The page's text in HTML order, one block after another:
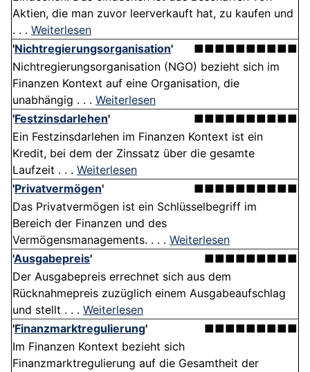
Aktien, die man zuvor leerverkauft hat, zu kaufen und
. . . Weiterlesen
'Nichtregierungsorganisation'
■■■■■■■■■■
Nichtregierungsorganisation (NGO) bezieht sich im
Finanzen Kontext auf eine Organisation, die
unabhängig . . . Weiterlesen
'Festzinsdarlehen'
■■■■■■■■■■
Ein Festzinsdarlehen im Finanzen Kontext ist ein
Kredit, bei dem der Zinssatz über die gesamte
Laufzeit . . . Weiterlesen
'Privatvermögen'
■■■■■■■■■■
Das Privatvermögen ist ein Schlüsselbegriff im
Bereich der Finanzen und des
Vermögensmanagements. . . . Weiterlesen
'Ausgabepreis'
■■■■■■■■■
Der Ausgabepreis errechnet sich aus dem
Rücknahmepreis zuzüglich einem Ausgabeaufschlag
und stellt . . . Weiterlesen
'Finanzmarktregulierung'
■■■■■■■■■
Im Finanzen Kontext bezieht sich
Finanzmarktregulierung auf die Gesamtheit der